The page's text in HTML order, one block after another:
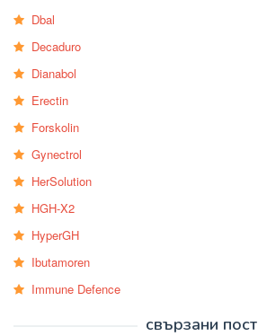
Dbal
Decaduro
Dianabol
Erectin
Forskolin
Gynectrol
HerSolution
HGH-X2
HyperGH
Ibutamoren
Immune Defence
свързани пост